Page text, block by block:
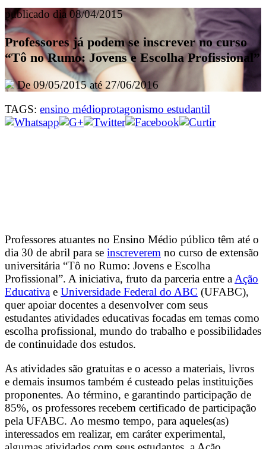
publicado dia 08/04/2015
Professores já podem se inscrever no curso
“Tô no Rumo: Jovens e Escolha Profissional”
De 09/05/2015 até 27/06/2016
TAGS: ensino médioprotagonismo estudantil
Professores atuantes no Ensino Médio público têm até o
dia 30 de abril para se inscreverem no curso de extensão
universitária “Tô no Rumo: Jovens e Escolha
Profissional”. A iniciativa, fruto da parceria entre a Ação
Educativa e Universidade Federal do ABC (UFABC),
quer apoiar docentes a desenvolver com seus
estudantes atividades educativas focadas em temas como
escolha profissional, mundo do trabalho e possibilidades
de continuidade dos estudos.
As atividades são gratuitas e o acesso a materiais, livros
e demais insumos também é custeado pelas instituições
proponentes. Ao término, e garantindo participação de
85%, os professores recebem certificado de participação
pela UFABC. Ao mesmo tempo, para aqueles(as)
interessados em realizar, em caráter experimental,